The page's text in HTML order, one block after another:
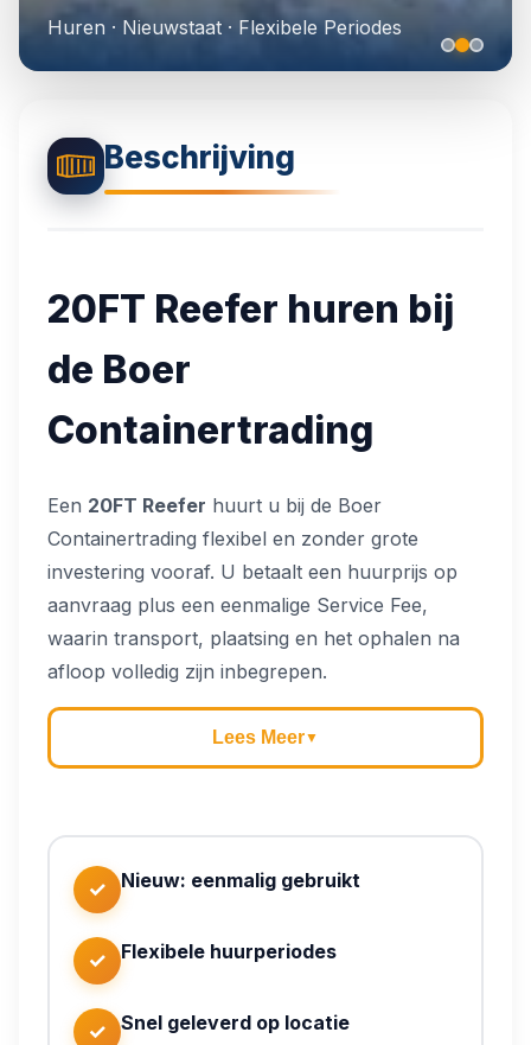
🎨RAL Lakwerk
📋Projecten Galerij
Huren · Nieuwstaat · Flexibele Periodes
Beschrijving
20FT Reefer huren bij
de Boer
Containertrading
Een 20FT Reefer huurt u bij de Boer
Containertrading flexibel en zonder grote
investering vooraf. U betaalt een huurprijs op
aanvraag plus een eenmalige Service Fee,
waarin transport, plaatsing en het ophalen na
afloop volledig zijn inbegrepen.
Lees Meer▼
✓ Nieuw: eenmalig gebruikt
✓ Flexibele huurperiodes
✓ Snel geleverd op locatie